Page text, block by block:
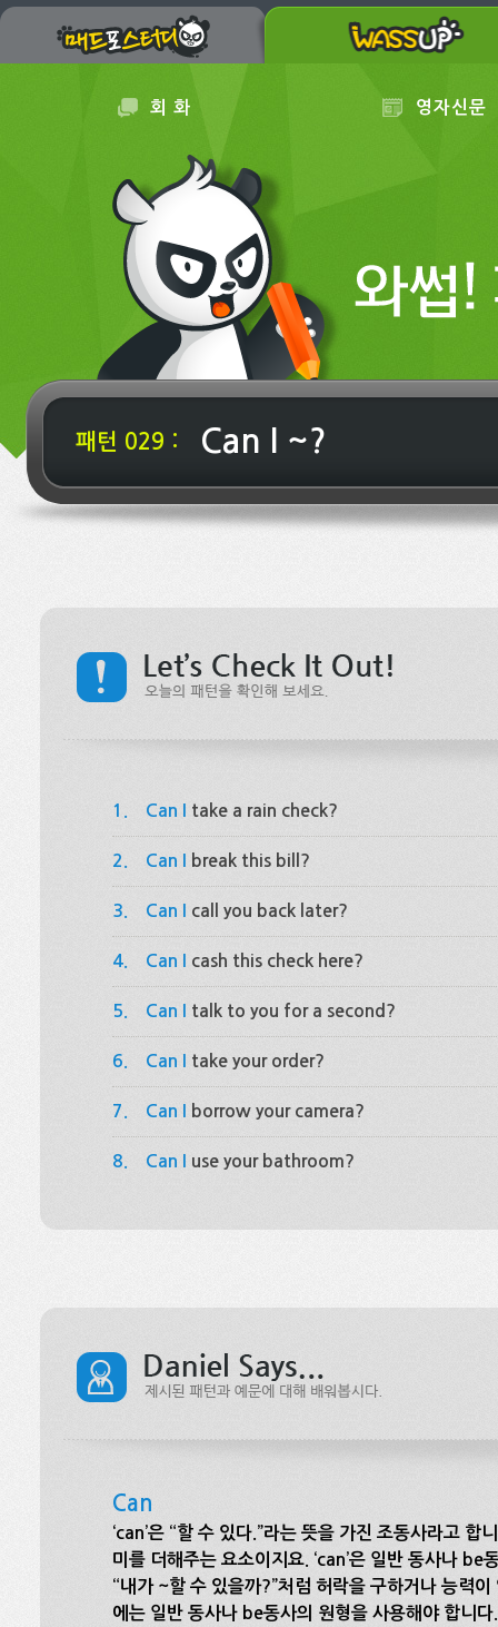
회 화 영자신문
패턴 029 : Can I ~?
1. Can I take a rain check?
2. Can I break this bill?
3. Can I call you back later?
4. Can I cash this check here?
5. Can I talk to you for a second?
6. Can I take your order?
7. Can I borrow your camera?
8. Can I use your bathroom?
Can
‘can’은 “할 수 있다.”라는 뜻을 가진 조동사라고 합
미를 더해주는 요소이지요. ‘can’은 일반 동사나 be
“내가 ~할 수 있을까?”처럼 허락을 구하거나 능력
에는 일반 동사나 be동사의 원형을 사용해야 합니다.